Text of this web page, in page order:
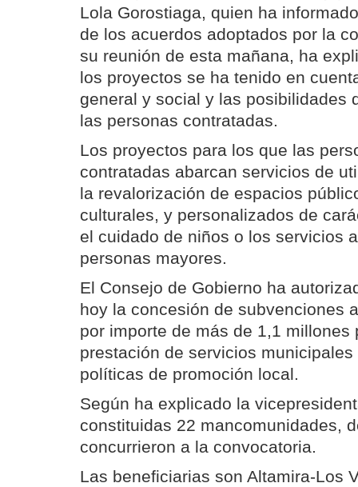
Lola Gorostiaga, quien ha
de los acuerdos adoptados por la
su reunión de esta mañana, ha
los proyectos se ha tenido en
general y social y las posibilidades
las personas contratadas.
Los proyectos para los que las
contratadas abarcan servicios de
la revalorización de espacios
culturales, y personalizados de
el cuidado de niños o los servicios
personas mayores.
El Consejo de Gobierno ha
hoy la concesión de subvenciones
por importe de más de 1,1 millones
prestación de servicios
políticas de promoción local.
Según ha explicado la
constituidas 22 mancomunidades,
concurrieron a la convocatoria.
Las beneficiarias son Altamira-Los